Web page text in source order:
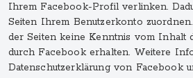
Ihrem Facebook-Profil verlinken.
Seiten Ihrem Benutzerkonto
der Seiten keine Kenntnis vom Inhalt
durch Facebook erhalten. Weitere
Datenschutzerklärung von Facebook